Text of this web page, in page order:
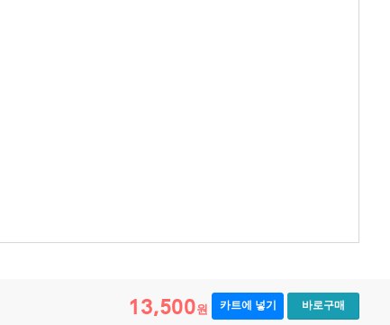
13,500원 카트에 넣기 바로구매